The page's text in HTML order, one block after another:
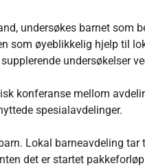
undersøkes barnet som
som øyeblikkelig hjelp til
undersøkelser
konferanse mellom
spesialavdelinger.
Lokal barneavdeling
det er startet